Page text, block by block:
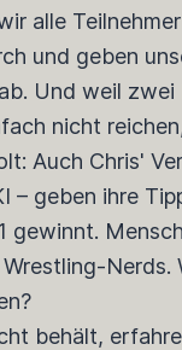
alle
und geben
Und weil
nicht
Auch Chris'
– geben ihre
gewinnt.
Nerds.
behält,